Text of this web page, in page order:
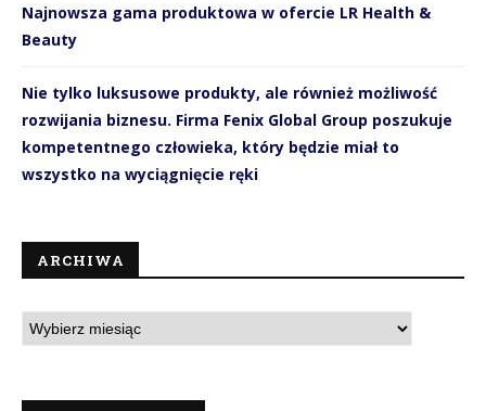
Najnowsza gama produktowa w ofercie LR Health &
Beauty
Nie tylko luksusowe produkty, ale również możliwość
rozwijania biznesu. Firma Fenix Global Group poszukuje
kompetentnego człowieka, który będzie miał to
wszystko na wyciągnięcie ręki
ARCHIWA